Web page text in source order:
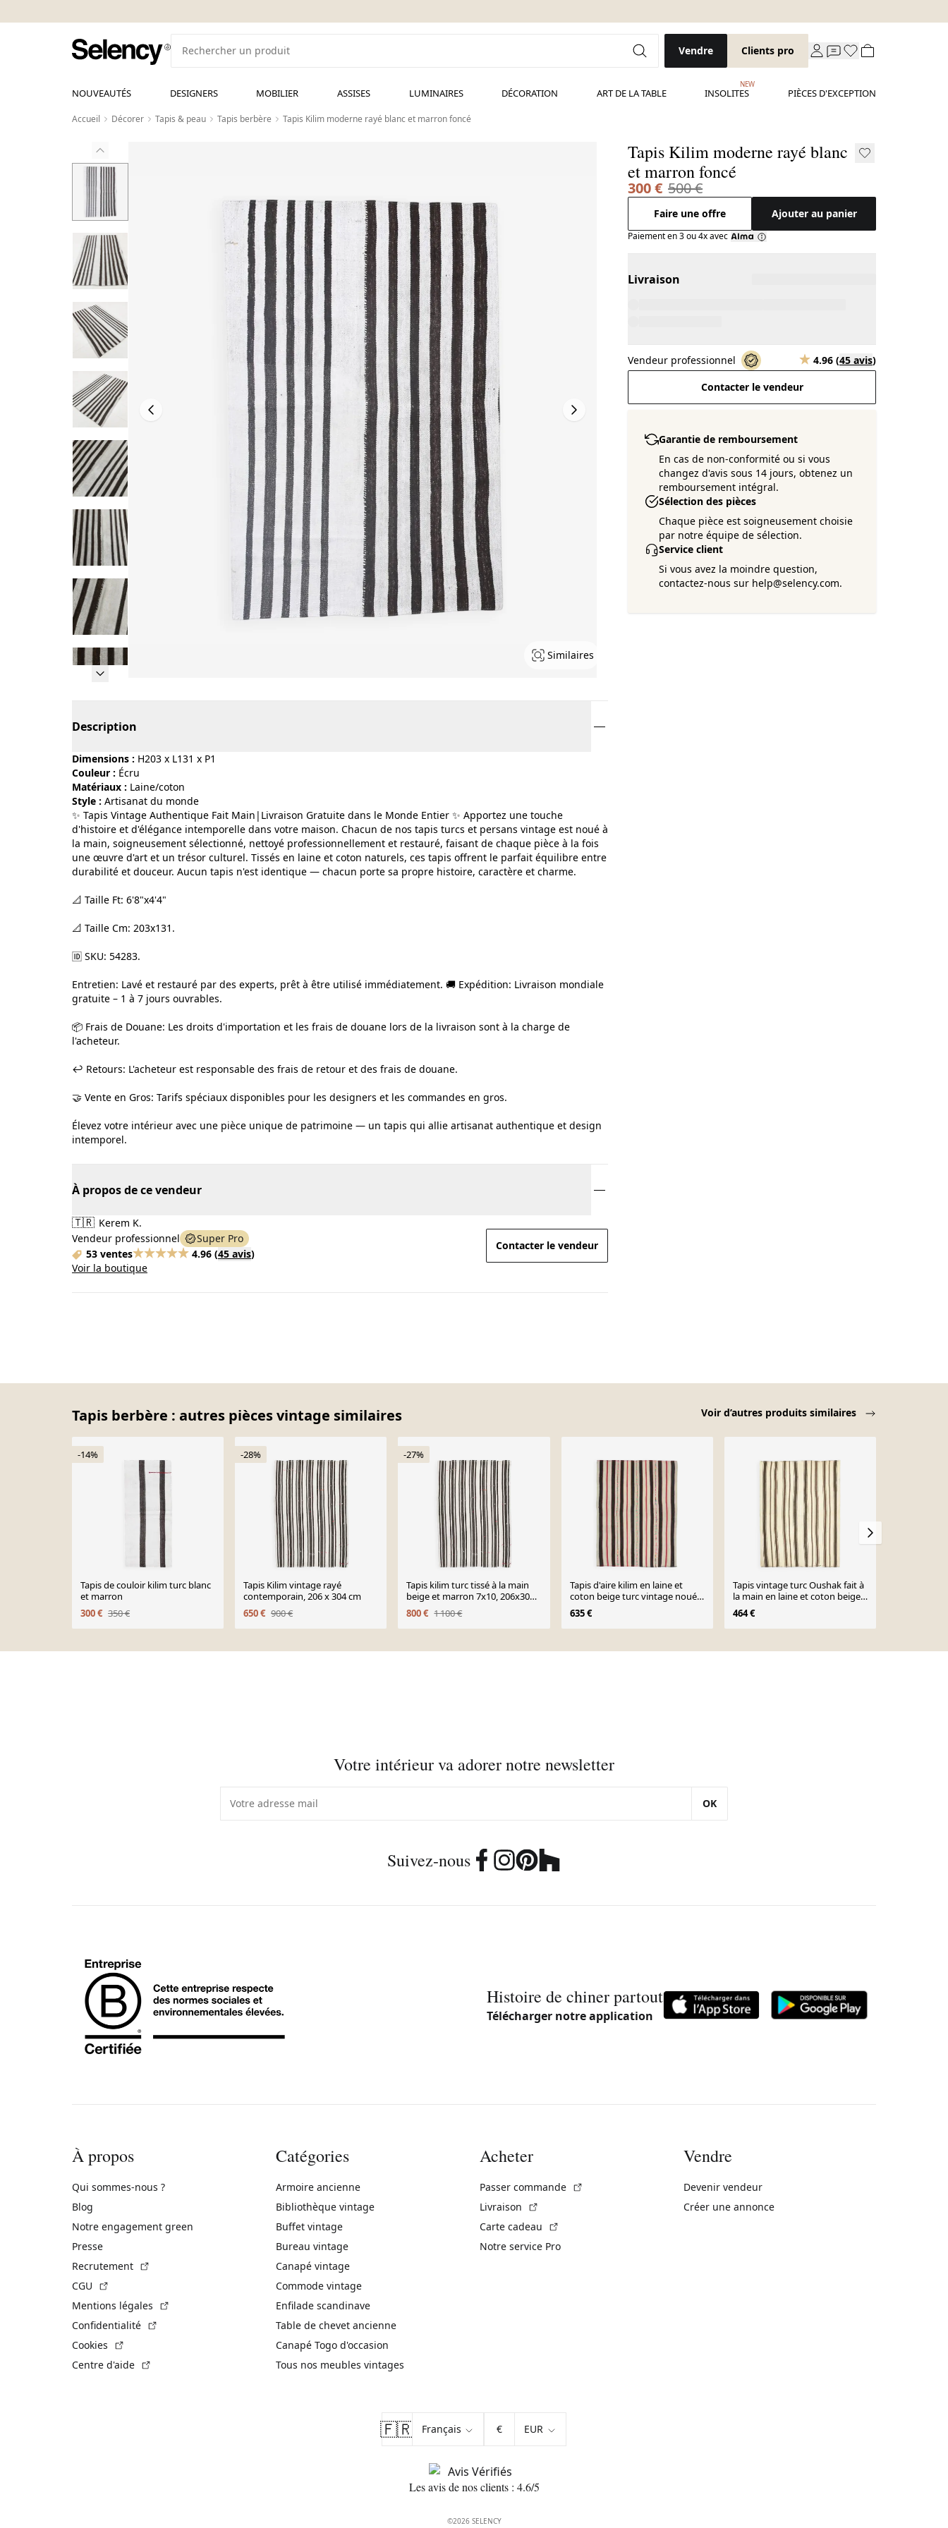
Vendre Clients pro
NOUVEAUTÉS DESIGNERS MOBILIER ASSISES LUMINAIRES DÉCORATION ART DE LA TABLE INSOLITES
NEW
PIÈCES D'EXCEPTION
Accueil Décorer Tapis & peau Tapis berbère Tapis Kilim moderne rayé blanc et marron foncé
Similaires
Tapis Kilim moderne rayé blanc
et marron foncé
300 € 500 €
Faire une offre Ajouter au panier
Paiement en 3 ou 4x avec
Livraison
Vendeur professionnel 4.96 (45 avis)
Contacter le vendeur
Garantie de remboursement
En cas de non-conformité ou si vous
changez d'avis sous 14 jours, obtenez un
remboursement intégral.
Sélection des pièces
Chaque pièce est soigneusement choisie
par notre équipe de sélection.
Service client
Si vous avez la moindre question,
contactez-nous sur help@selency.com.
Description
Dimensions : H203 x L131 x P1
Couleur :
écru
Matériaux :
laine/coton
Style :
artisanat du monde
✨ Tapis Vintage Authentique Fait Main|Livraison Gratuite dans le Monde Entier ✨ Apportez une touche
d'histoire et d'élégance intemporelle dans votre maison. Chacun de nos tapis turcs et persans vintage est noué à
la main, soigneusement sélectionné, nettoyé professionnellement et restauré, faisant de chaque pièce à la fois
une œuvre d'art et un trésor culturel. Tissés en laine et coton naturels, ces tapis offrent le parfait équilibre entre
durabilité et douceur. Aucun tapis n'est identique — chacun porte sa propre histoire, caractère et charme.
📐 Taille Ft: 6'8"x4'4"
📐 Taille Cm: 203x131.
🆔 SKU: 54283.
Entretien: Lavé et restauré par des experts, prêt à être utilisé immédiatement. 🚚 Expédition: Livraison mondiale
gratuite – 1 à 7 jours ouvrables.
📦 Frais de Douane: Les droits d'importation et les frais de douane lors de la livraison sont à la charge de
l'acheteur.
↩️ Retours: L'acheteur est responsable des frais de retour et des frais de douane.
🤝 Vente en Gros: Tarifs spéciaux disponibles pour les designers et les commandes en gros.
Élevez votre intérieur avec une pièce unique de patrimoine — un tapis qui allie artisanat authentique et design
intemporel.
À propos de ce vendeur
🇹🇷 Kerem K.
Vendeur professionnel
Super Pro
53 ventes
4.96 (45 avis)
Voir la boutique
Contacter le vendeur
Tapis berbère : autres pièces vintage similaires Voir d’autres produits similaires
-14%
Tapis de couloir kilim turc blanc
et marron
300 € 350 €
-28%
Tapis Kilim vintage rayé
contemporain, 206 x 304 cm
650 € 900 €
-27%
Tapis kilim turc tissé à la main
beige et marron 7x10, 206x304
cm
800 € 1 100 €
Tapis d'aire kilim en laine et
coton beige turc vintage noué à
la main 158x217
635 €
Tapis vintage turc Oushak fait à
la main en laine et coton beige
152x201
464 €
Votre intérieur va adorer notre newsletter
OK
Suivez-nous
Histoire de chiner partout
Télécharger notre application
À propos
Qui sommes-nous ?
Blog
Notre engagement green
Presse
Recrutement
CGU
Mentions légales
Confidentialité
Cookies
Centre d'aide
Catégories
Armoire ancienne
Bibliothèque vintage
Buffet vintage
Bureau vintage
Canapé vintage
Commode vintage
Enfilade scandinave
Table de chevet ancienne
Canapé Togo d'occasion
Tous nos meubles vintages
Acheter
Passer commande
Livraison
Carte cadeau
Notre service Pro
Vendre
Devenir vendeur
Créer une annonce
🇫🇷 €
Les avis de nos clients : 4.6/5
©2026 SELENCY